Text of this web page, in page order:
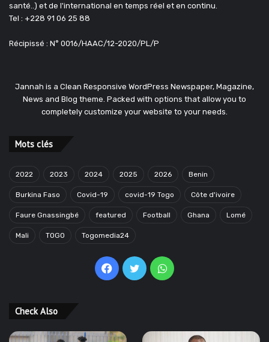
santé..) et de l'international en temps réel et en continu.
Tel : +228 91 06 25 88
Récipissé : N° 0016/HAAC/12-2020/PL/P
Jannah is a Clean Responsive WordPress Newspaper, Magazine,
News and Blog theme. Packed with options that allow you to
completely customize your website to your needs.
Mots clés
2022 2023 2024 2025 2026 Benin
Burkina Faso Covid-19 covid-19 Togo Côte d'ivoire
Faure Gnassingbé featured Football Ghana Lomé
Mali TOGO Togomedia24
Facebook
TwitterWhatsApp
Check Also